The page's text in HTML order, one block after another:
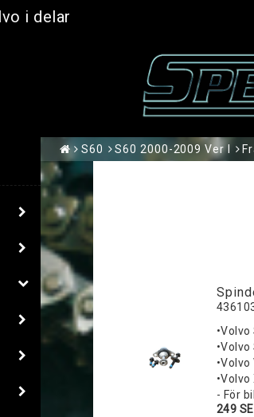
i delar
S60 S60 2000-2009 Ver I
- För
249